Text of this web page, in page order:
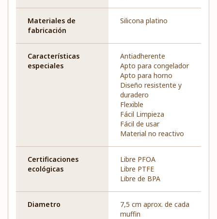
Materiales de
fabricación
Silicona platino
Características
especiales
Antiadherente
Apto para congelador
Apto para horno
Diseño resistente y
duradero
Flexible
Fácil Limpieza
Fácil de usar
Material no reactivo
Certificaciones
ecológicas
Libre PFOA
Libre PTFE
Libre de BPA
Diametro
7,5 cm aprox. de cada
muffin